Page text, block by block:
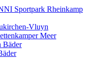
Sportpark Rheinkamp
Vluyn
Meer
Bäder